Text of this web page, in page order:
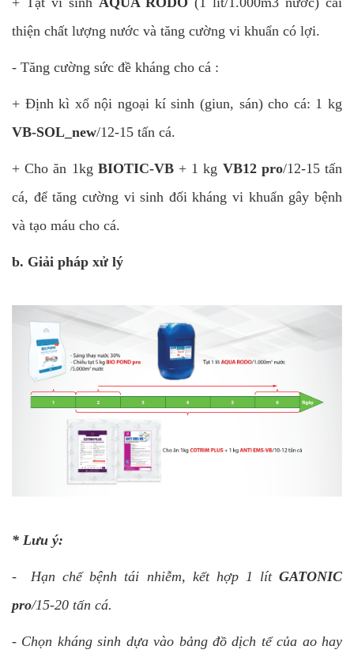
thiện chất lượng nước và tăng cường vi khuẩn có lợi.
- Tăng cường sức đề kháng cho cá :
+ Định kì xổ nội ngoại kí sinh (giun, sán) cho cá: 1 kg
VB-SOL_new/12-15 tấn cá.
+ Cho ăn 1kg BIOTIC-VB+ 1 kg VB12 pro/12-15 tấn
cá, để tăng cường vi sinh đối kháng vi khuẩn gây bệnh
và tạo máu cho cá.
b. Giải pháp xử lý
* Lưu ý:
- Hạn chế bệnh tái nhiễm, kết hợp 1 lít GATONIC
pro/15-20 tấn cá.
- Chọn kháng sinh dựa vào bảng đồ dịch tể của ao hay